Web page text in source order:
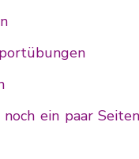
noch ein paar